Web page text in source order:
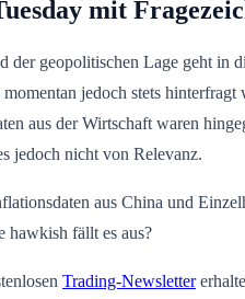
mit
der geopolitischen Lage geht in
jedoch stets
aus der Wirtschaft waren
jedoch nicht von Relevanz.
aus China und
hawkish fällt es aus?
Trading-Newsletter